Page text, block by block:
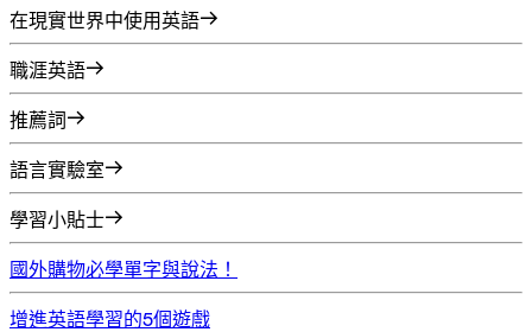
在現實世界中使用英語
職涯英語
推薦詞
語言實驗室
學習小貼士
國外購物必學單字與說法！
增進英語學習的5個遊戲